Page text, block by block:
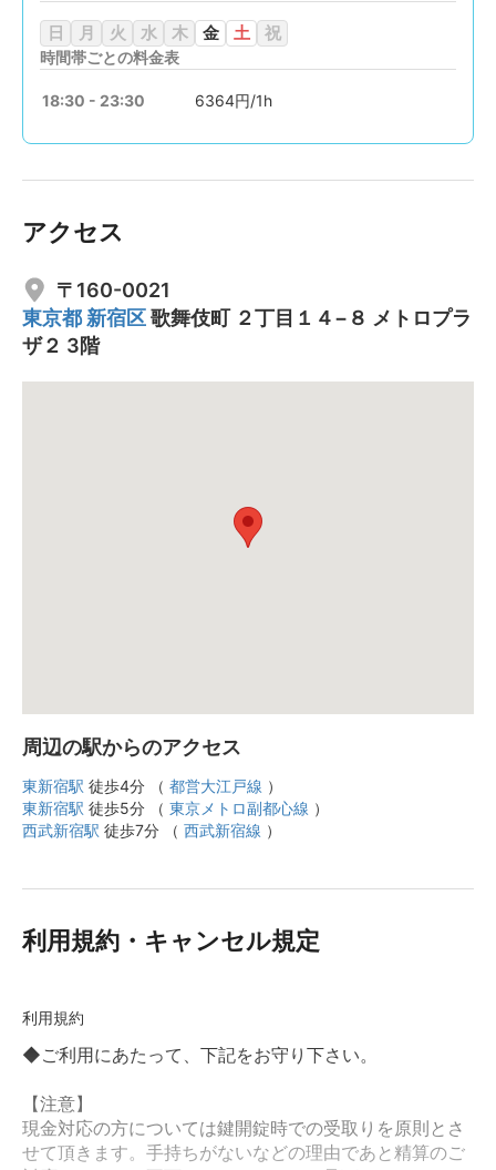
日 月 火 水 木 金 土 祝
時間帯ごとの料金表
18:30 - 23:30 6364円/1h
アクセス
〒160-0021
東京都 新宿区歌舞伎町 ２丁目１４−８ メトロプラ
ザ２ 3階
周辺の駅からのアクセス
東新宿駅 徒歩4分 （ 都営大江戸線 ）
東新宿駅 徒歩5分 （ 東京メトロ副都心線 ）
西武新宿駅 徒歩7分 （ 西武新宿線 ）
利用規約・キャンセル規定
利用規約
◆ご利用にあたって、下記をお守り下さい。
【注意】
現金対応の方については鍵開錠時での受取りを原則とさ
せて頂きます。手持ちがないなどの理由であと精算のご